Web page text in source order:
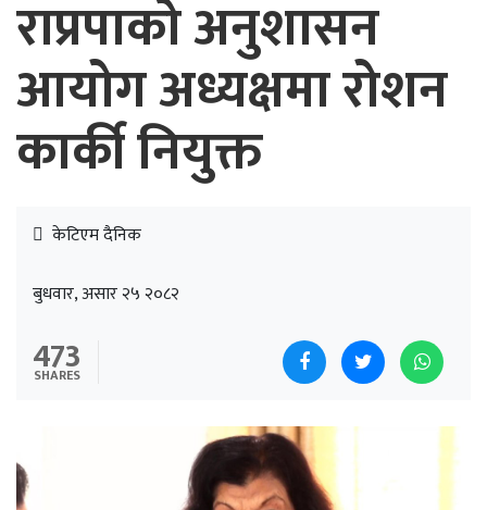
राप्रपाको अनुशासन
आयोग अध्यक्षमा रोशन
कार्की नियुक्त
केटिएम दैनिक
बुधवार, असार २५ २०८२
473
SHARES